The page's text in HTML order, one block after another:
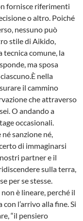
fornisce riferimenti
o altro. Poiché
nessuno può
stile di Aikido,
tecnica comune, la
ma sposa
nella
il cammino
che attraverso
O andando a
occasionali.
né sanzione né,
di immaginarsi
partner e il
sulla terra,
per se stesse.
è lineare, perché il
l’arrivo alla fine. Si
“il pensiero